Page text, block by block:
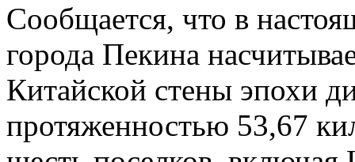
Сообщается, что в
города Пекина
Китайской стены эпохи
протяженностью 53,67